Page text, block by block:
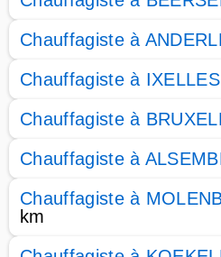
Chauffagiste à
Chauffagiste à IXELLES
Chauffagiste à
Chauffagiste à
Chauffagiste à
km